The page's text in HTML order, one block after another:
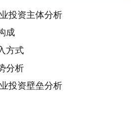
投资主体分析
成
方式
分析
投资壁垒分析